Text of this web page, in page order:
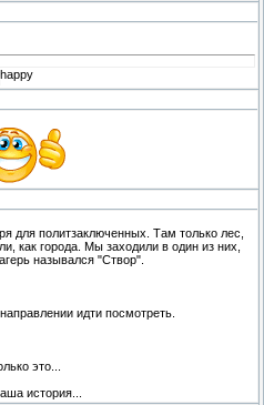
для политзаключенных. Там только лес,
как города. Мы заходили в один из них,
назывался "Створ".
идти посмотреть.
это...
история...